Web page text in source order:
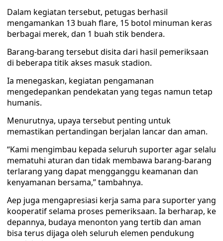
Dalam kegiatan tersebut, petugas berhasil
mengamankan 13 buah flare, 15 botol minuman keras
berbagai merek, dan 1 buah stik bendera.
Barang-barang tersebut disita dari hasil pemeriksaan
di beberapa titik akses masuk stadion.
Ia menegaskan, kegiatan pengamanan
mengedepankan pendekatan yang tegas namun tetap
humanis.
Menurutnya, upaya tersebut penting untuk
memastikan pertandingan berjalan lancar dan aman.
“Kami mengimbau kepada seluruh suporter agar selalu
mematuhi aturan dan tidak membawa barang-barang
terlarang yang dapat mengganggu keamanan dan
kenyamanan bersama,” tambahnya.
Aep juga mengapresiasi kerja sama para suporter yang
kooperatif selama proses pemeriksaan. Ia berharap, ke
depannya, budaya menonton yang tertib dan aman
bisa terus dijaga oleh seluruh elemen pendukung